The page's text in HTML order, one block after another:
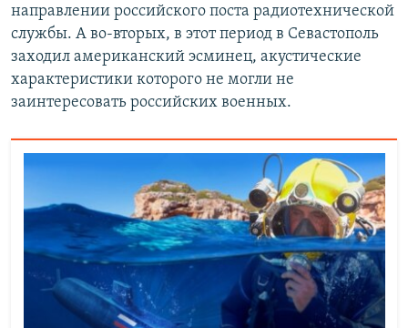
направлении российского поста радиотехнической
службы. А во-вторых, в этот период в Севастополь
заходил американский эсминец, акустические
характеристики которого не могли не
заинтересовать российских военных.